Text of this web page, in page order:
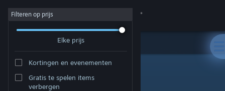
Inloggen
Community
Filteren op prijs
Elke prijs
Kortingen en evenementen
Gratis te spelen items
verbergen
Ontwikkelaar: Ancient Games DS